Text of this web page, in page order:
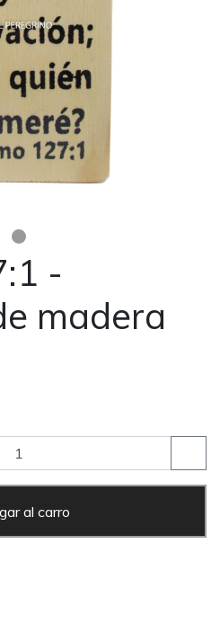
-
madera
al carro